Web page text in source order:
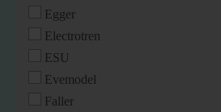
Egger
Electrotren
ESU
Evemodel
Faller